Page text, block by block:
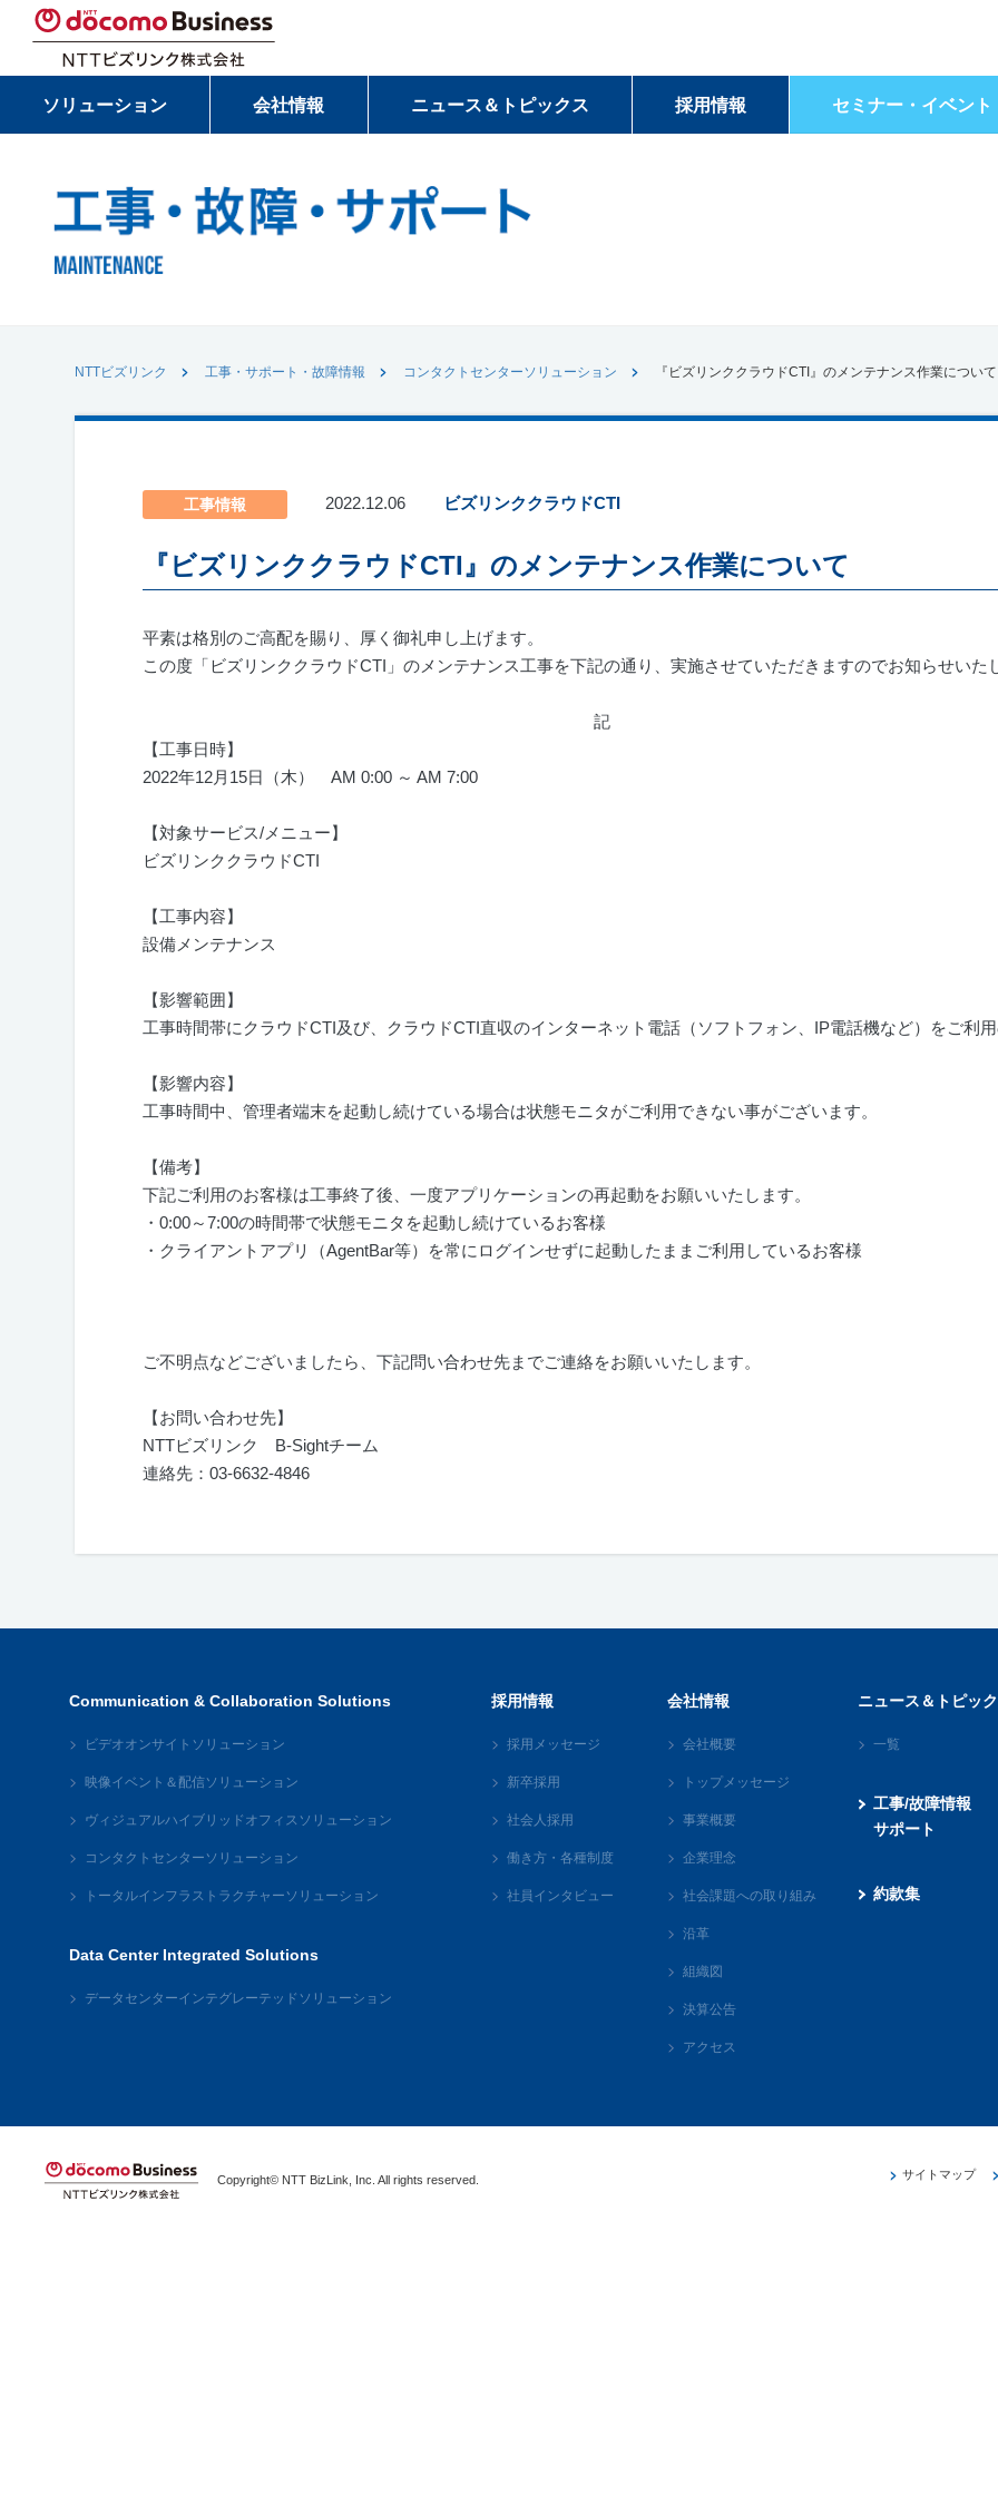
ソリューション 会社情報 ニュース＆トピックス 採用情報 セミナー・イベント
NTTビズリンク 工事・サポート・故障情報 コンタクトセンターソリューション 『ビズリンククラウドCTI』のメンテナンス作業について
工事情報 2022.12.06 ビズリンククラウドCTI
『ビズリンククラウドCTI』のメンテナンス作業について
平素は格別のご高配を賜り、厚く御礼申し上げます。
この度「ビズリンククラウドCTI 」のメンテナンス工事を下記の通り、実施させていただきますのでお知らせいた
記
【工事日時】
2022年12月 15日（木） AM 0:00 ～ AM 7:00
【対象サービス/メニュー】
ビズリンククラウドCTI
【工事内容】
設備メンテナンス
【影響範囲】
工事時間帯にクラウドCTI及び、クラウドCTI直収のインターネット電話（ソフトフォン、 IP電話機など）をご利
【影響内容】
工事時間中、管理者端末を起動し続けている場合は状態モニタがご利用できない事がございます。
【備考】
下記ご利用のお客様は工事終了後、一度アプリケーションの再起動をお願いいたします。
・ 0:00～7:00の時間帯で状態モニタを起動し続けているお客様
・クライアントアプリ（AgentBar等）を常にログインせずに起動したままご利用しているお客様
ご不明点などございましたら、下記問い合わせ先までご連絡をお願いいたします。
【お問い合わせ先】
NTTビズリンク B-Sightチーム
連絡先： 03-6632-4846
Communication & Collaboration Solutions
ビデオオンサイトソリューション
映像イベント＆配信ソリューション
ヴィジュアルハイブリッドオフィスソリューション
コンタクトセンターソリューション
トータルインフラストラクチャーソリューション
Data Center Integrated Solutions
データセンターインテグレーテッドソリューション
採用情報
採用メッセージ
新卒採用
社会人採用
働き方・各種制度
社員インタビュー
会社情報
会社概要
トップメッセージ
事業概要
企業理念
社会課題への取り組み
沿革
組織図
決算公告
アクセス
ニュース＆トピッ
一覧
工事/故障情報
サポート
約款集
サイトマップ
Copyright© NTT BizLink, Inc. All rights reserved.